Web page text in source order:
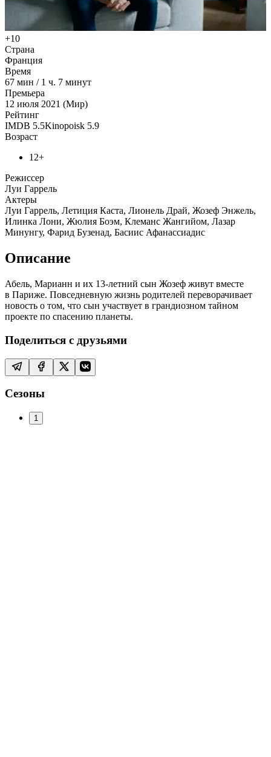
+10
Страна
Франция
Время
67 мин / 1 ч. 7 минут
Премьера
12 июля 2021 (Мир)
Рейтинг
IMDB 5.5Kinopoisk 5.9
Возраст
12+
Режиссер
Луи Гаррель
Актеры
Луи Гаррель, Летиция Каста, Лионель Драй, Жозеф Энжель,
Илинка Лони, Жюлия Боэм, Клеманс Жангийом, Лазар
Минунгу, Фарид Бузенад, Басиис Афанассиадис
Описание
Абель, Марианн и их 13-летний сын Жозеф живут вместе
в Париже. Повседневную жизнь родителей переворачивает
новость о том, что сын участвует в грандиозном тайном
проекте по спасению планеты.
Поделиться с друзьями
Сезоны
1